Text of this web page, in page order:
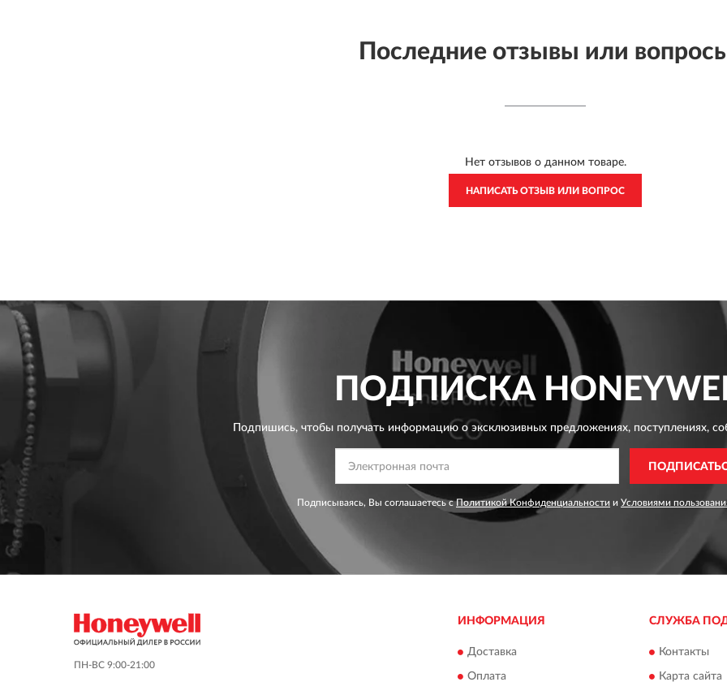
Последние отзывы или
Нет отзывов о данном товаре.
НАПИСАТЬ ОТЗЫВ ИЛИ ВОПРОС
ПОДПИСКА
Подпишись, чтобы получать информацию о эксклюзивных предложениях,поступлениях,
Подписываясь, Вы соглашаетесь сПолитикой Конфиденциальности и Условиями
ПН-ВС 9:00-21:00
ИНФОРМАЦИЯ
Доставка
Оплата
СЛУЖБА
Контакты
Карта сайта